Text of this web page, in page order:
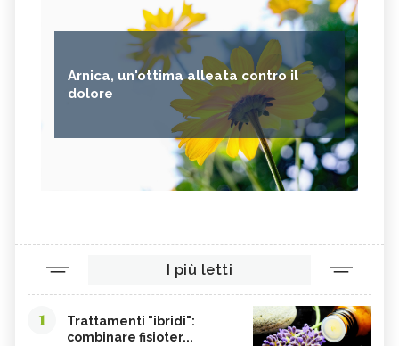
Arnica, un'ottima alleata contro il
dolore
I più letti
1
Trattamenti "ibridi":
combinare fisioter...